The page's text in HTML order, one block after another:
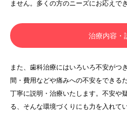
ません。多くの方のニーズにお応えで
治療内容・
また、歯科治療にはいろいろ不安がつ
間・費用などや痛みへの不安をできる
丁寧に説明・治療いたします。不安や
る、そんな環境づくりにも力を入れてい